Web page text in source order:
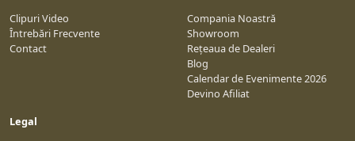
Clipuri Video
Întrebări Frecvente
Contact
Compania Noastră
Showroom
Rețeaua de Dealeri
Blog
Calendar de Evenimente 2026
Devino Afiliat
Legal